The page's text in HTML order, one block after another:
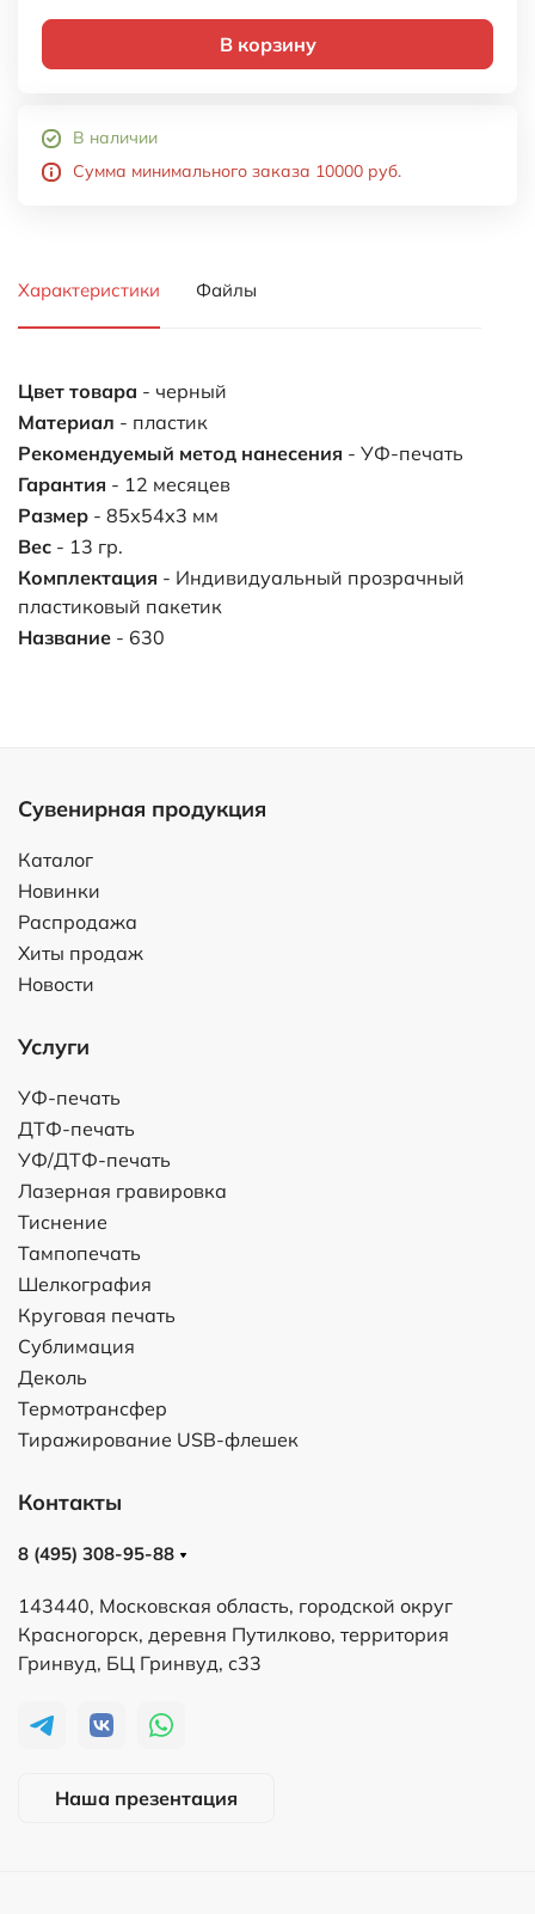
В корзину
В наличии
Сумма минимального заказа 10000 руб.
Характеристики Файлы
Цвет товара - черный
Материал - пластик
Рекомендуемый метод нанесения - УФ-печать
Гарантия - 12 месяцев
Размер - 85х54х3 мм
Вес - 13 гр.
Комплектация - Индивидуальный прозрачный
пластиковый пакетик
Название - 630
Сувенирная продукция
Каталог
Новинки
Распродажа
Хиты продаж
Новости
Услуги
УФ-печать
ДТФ-печать
УФ/ДТФ-печать
Лазерная гравировка
Тиснение
Тампопечать
Шелкография
Круговая печать
Сублимация
Деколь
Термотрансфер
Тиражирование USB-флешек
Контакты
8 (495) 308-95-88
143440, Московская область, городской округ
Красногорск, деревня Путилково, территория
Гринвуд, БЦ Гринвуд, с33
Наша презентация